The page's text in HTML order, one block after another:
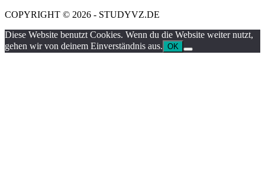
COPYRIGHT © 2026 - STUDYVZ.DE
Diese Website benutzt Cookies. Wenn du die Website weiter nutzt,
gehen wir von deinem Einverständnis aus. OK